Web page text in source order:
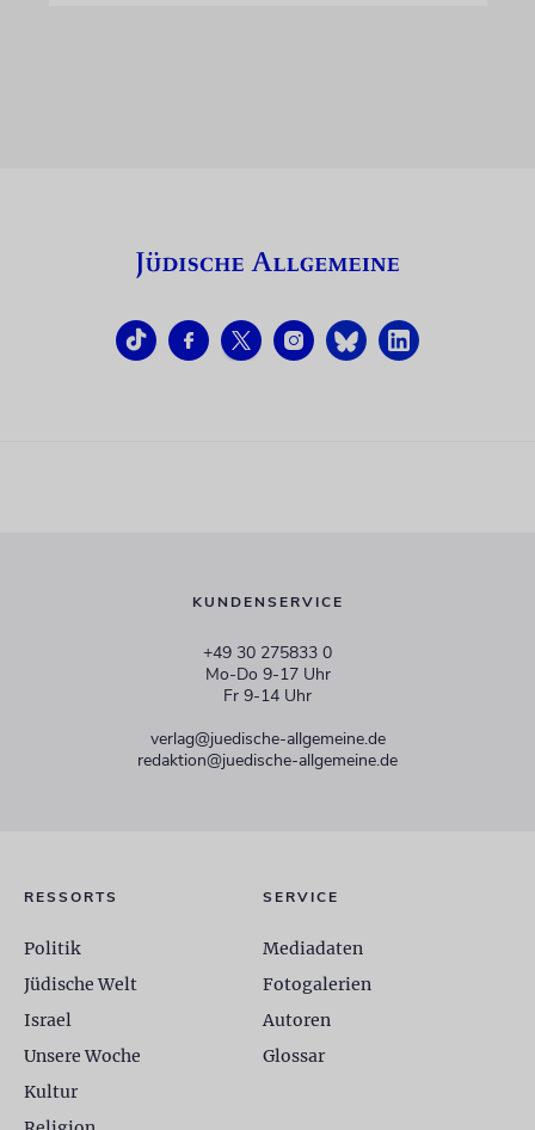
KUNDENSERVICE
+49 30 275833 0
Mo-Do 9-17 Uhr
Fr 9-14 Uhr
verlag@juedische-allgemeine.de
redaktion@juedische-allgemeine.de
RESSORTS
Politik
Jüdische Welt
Israel
Unsere Woche
Kultur
SERVICE
Mediadaten
Fotogalerien
Autoren
Glossar